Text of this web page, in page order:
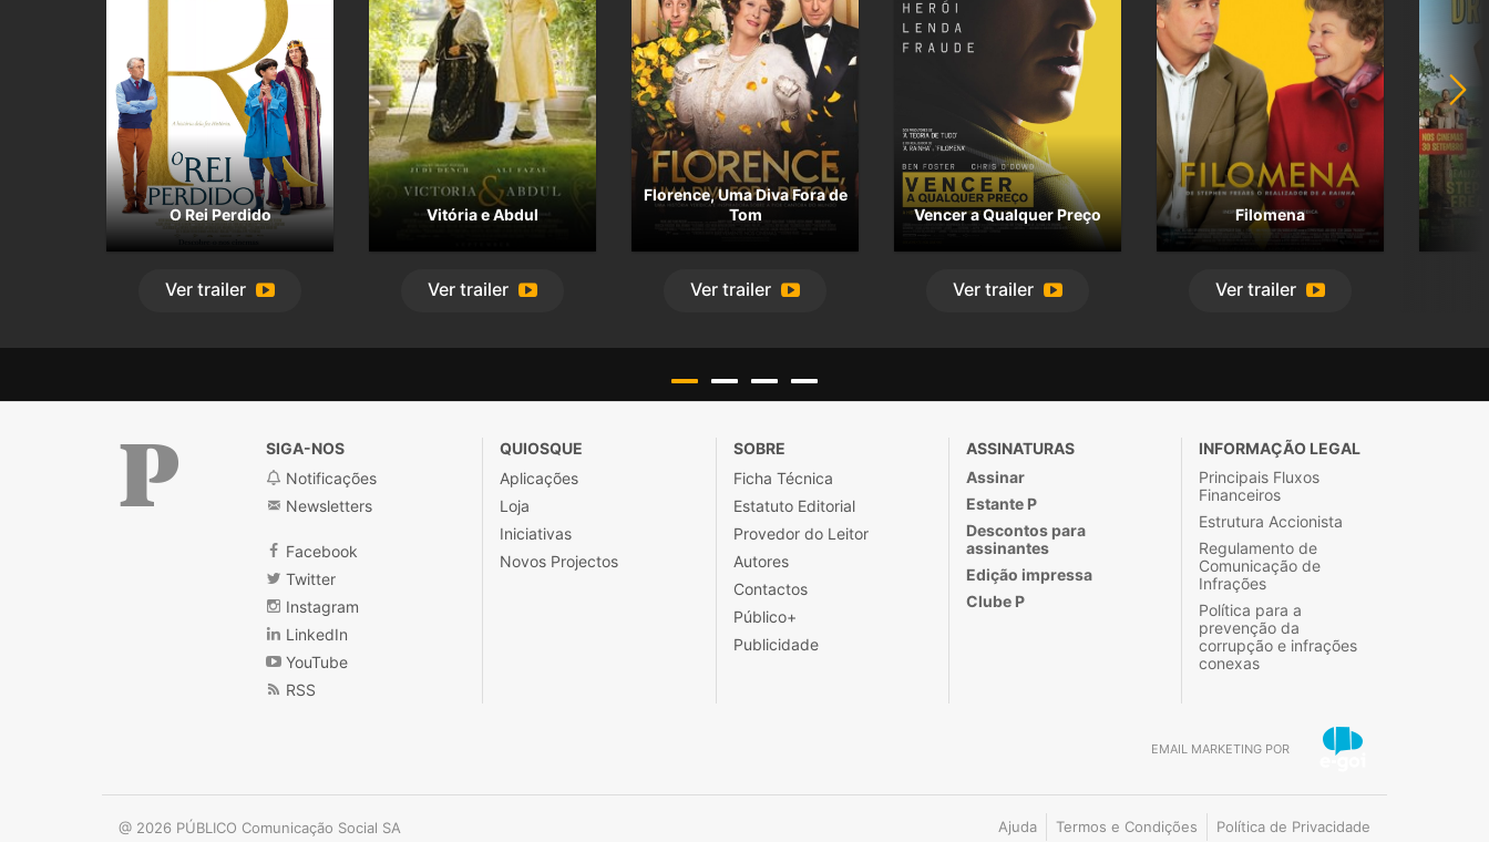
O Rei Perdido
Ver trailer
Vitória e Abdul
Ver trailer
Florence, Uma Diva Fora de
Tom
Ver trailer
Vencer a Qualquer Preço
Ver trailer
Filomena
Ver trailer
Público
SIGA-NOS
Notificações
Newsletters
Facebook
Twitter
Instagram
LinkedIn
YouTube
RSS
QUIOSQUE
Aplicações
Loja
Iniciativas
Novos Projectos
SOBRE
Ficha Técnica
Estatuto Editorial
Provedor do Leitor
Autores
Contactos
Público+
Publicidade
ASSINATURAS
Assinar
Estante P
Descontos para
assinantes
Edição impressa
Clube P
INFORMAÇÃO LEGAL
Principais Fluxos
Financeiros
Estrutura Accionista
Regulamento de
Comunicação de
Infrações
Política para a
prevenção da
corrupção e infrações
conexas
EMAIL MARKETING POR
@ 2026 PÚBLICO Comunicação Social SA Ajuda Termos e Condições Política de Privacidade